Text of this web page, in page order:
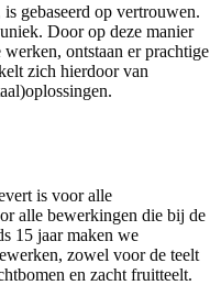
gebaseerd op vertrouwen.
Door op deze manier
ontstaan er prachtige
zich hierdoor van
is voor alle
alle bewerkingen die bij de
15 jaar maken we
zowel voor de teelt
en zacht fruitteelt.